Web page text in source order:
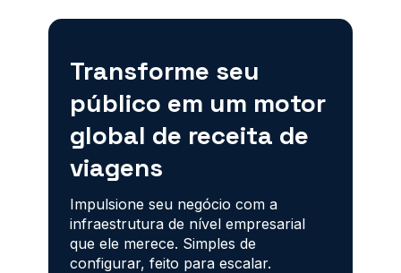
Transforme seu
público em um motor
global de receita de
viagens
Impulsione seu negócio com a
infraestrutura de nível empresarial
que ele merece. Simples de
configurar, feito para escalar.